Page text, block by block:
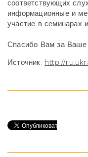
соответствующих
информационные и
участие в семинарах
Спасибо Вам за Ваше
Источник: http://